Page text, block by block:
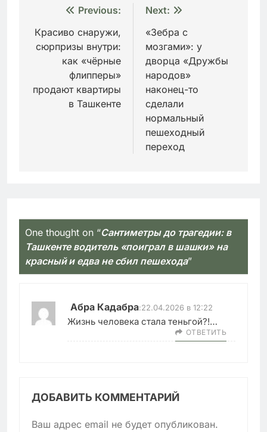
Навигация
по
записям
Previous:
Красиво снаружи,
сюрпризы внутри:
как «чёрные
флипперы»
продают квартиры
в Ташкенте
Next:
«Зебра с
мозгами»: у
дворца «Дружбы
народов»
наконец-то
сделали
нормальный
пешеходный
переход
One thought on “Сантиметры до трагедии: в
Ташкенте водитель «поиграл в шашки» на
красный и едва не сбил пешехода”
Абра Кадабра:22.04.2026 в 12:22
Жизнь человека стала теньгой?!…
ОТВЕТИТЬ
ДОБАВИТЬ КОММЕНТАРИЙ
Ваш адрес email не будет опубликован.